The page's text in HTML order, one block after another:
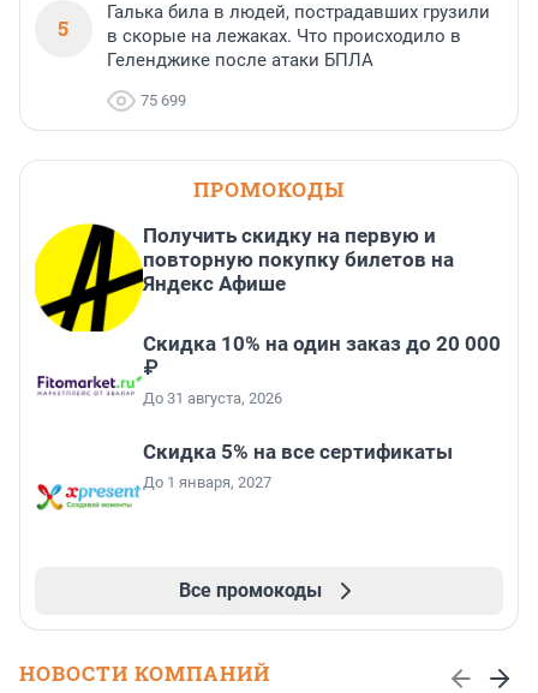
5
Галька била в людей, пострадавших грузили
в скорые на лежаках. Что происходило в
Геленджике после атаки БПЛА
75 699
ПРОМОКОДЫ
Получить скидку на первую и
повторную покупку билетов на
Яндекс Афише
Скидка 10% на один заказ до 20 000
₽
До 31 августа, 2026
Скидка 5% на все сертификаты
До 1 января, 2027
Все промокоды
НОВОСТИ КОМПАНИЙ